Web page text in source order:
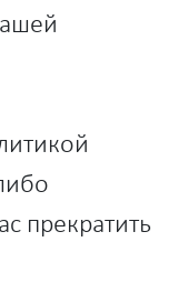
нагрузка
— включая
прекратить